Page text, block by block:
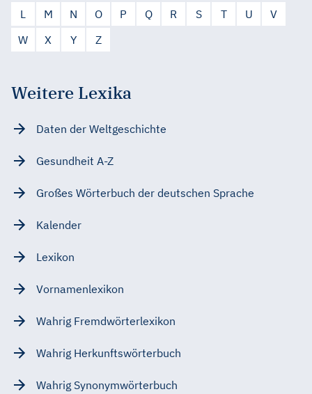
L
M N O P Q R S T U
V
W
X Y Z
Weitere Lexika
Daten der Weltgeschichte
Gesundheit A-Z
Großes Wörterbuch der deutschen Sprache
Kalender
Lexikon
Vornamenlexikon
Wahrig Fremdwörterlexikon
Wahrig Herkunftswörterbuch
Wahrig Synonymwörterbuch